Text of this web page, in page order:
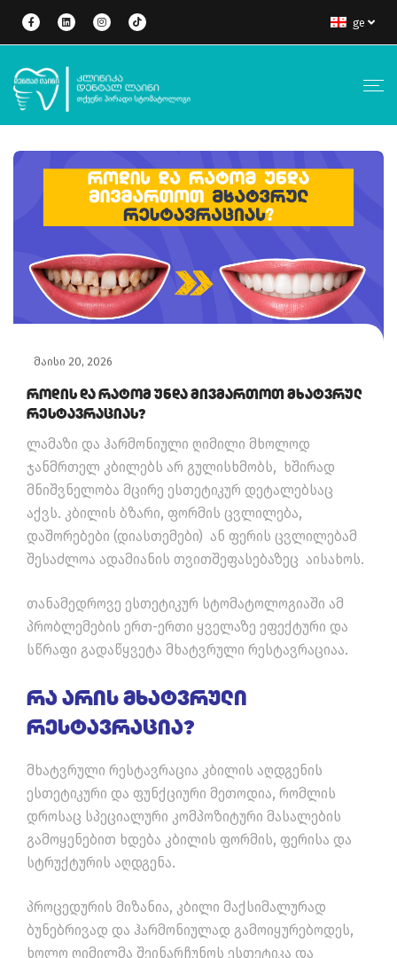
ge
მაისი 20, 2026
Როდის Და Რატომ Უნდა Მივმართოთ Მხატვრულ
Რესტავრაციას?
ლამაზი და ჰარმონიული ღიმილი მხოლოდ
ჯანმრთელ კბილებს არ გულისხმობს, ხშირად
მნიშვნელობა მცირე ესთეტიკურ დეტალებსაც
აქვს. კბილის ბზარი, ფორმის ცვლილება,
დაშორებები (დიასთემები) ან ფერის ცვლილებამ
შესაძლოა ადამიანის თვითშეფასებაზეც აისახოს.
თანამედროვე ესთეტიკურ სტომატოლოგიაში ამ
პრობლემების ერთ-ერთი ყველაზე ეფექტური და
სწრაფი გადაწყვეტა მხატვრული რესტავრაციაა.
Რა Არის Მხატვრული
Რესტავრაცია?
მხატვრული რესტავრაცია კბილის აღდგენის
ესთეტიკური და ფუნქციური მეთოდია, რომლის
დროსაც სპეციალური კომპოზიტური მასალების
გამოყენებით ხდება კბილის ფორმის, ფერისა და
სტრუქტურის აღდგენა.
პროცედურის მიზანია, კბილი მაქსიმალურად
ბუნებრივად და ჰარმონიულად გამოიყურებოდეს,
ხოლო ღიმილმა შეინარჩუნოს ესთეტიკა და